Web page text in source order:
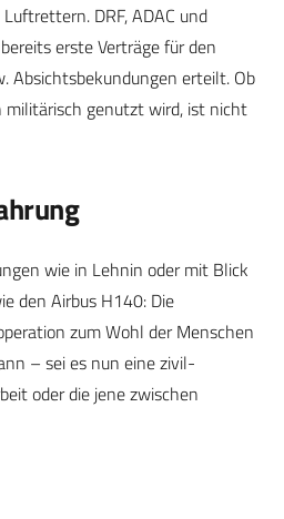
DRF, ADAC und
erste Verträge für den
Absichtsbekundungen erteilt. Ob
genutzt wird, ist nicht
wie in Lehnin oder mit Blick
den Airbus H140: Die
zum Wohl der Menschen
– sei es nun eine zivil-
oder die jene zwischen